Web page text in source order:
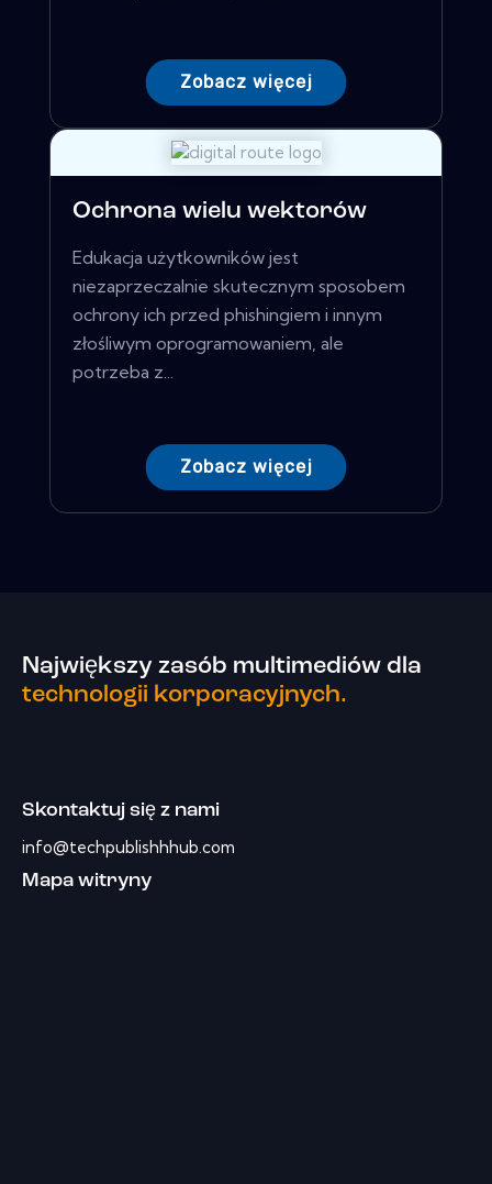
Zobacz więcej
Ochrona wielu wektorów
Edukacja użytkowników jest
niezaprzeczalnie skutecznym sposobem
ochrony ich przed phishingiem i innym
złośliwym oprogramowaniem, ale
potrzeba z...
Zobacz więcej
Największy zasób multimediów dla
technologii korporacyjnych.
Skontaktuj się z nami
info@techpublishhhub.com
Mapa witryny